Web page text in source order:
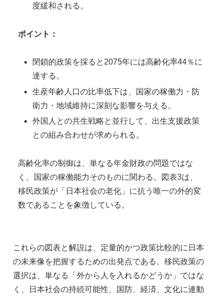
度緩和される。
ポイント：
閉鎖的政策を採ると2075年には高齢化率44％に
達する。
生産年齢人口の比率低下は、国家の稼働力・防
衛力・地域維持に深刻な影響を与える。
外国人との共生戦略と並行して、出生支援政策
との組み合わせが求められる。
高齢化率の制御は、単なる年金財政の問題ではな
く、国家の稼働能力そのものに関わる。図表3は、
移民政策が「日本社会の老化」に抗う唯一の外的変
数であることを象徴している。
これらの図表と解説は、定量的かつ政策比較的に日本
の未来像を把握するための出発点である。移民政策の
選択は、単なる「外から人を入れるかどうか」ではな
く、日本社会の持続可能性、国防、経済、文化に連動